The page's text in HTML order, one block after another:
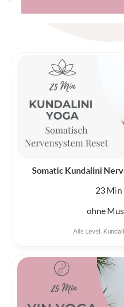
Somatic Kundalini
23
ohne
Alle Level,